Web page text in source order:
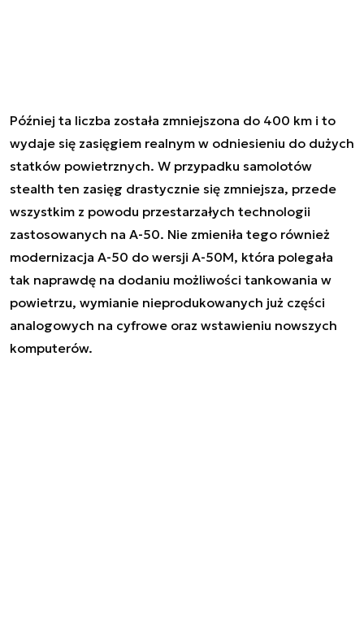
Później ta liczba została zmniejszona do 400 km i to
wydaje się zasięgiem realnym w odniesieniu do dużych
statków powietrznych. W przypadku samolotów
stealth ten zasięg drastycznie się zmniejsza, przede
wszystkim z powodu przestarzałych technologii
zastosowanych na A-50. Nie zmieniła tego również
modernizacja A-50 do wersji A-50M, która polegała
tak naprawdę na dodaniu możliwości tankowania w
powietrzu, wymianie nieprodukowanych już części
analogowych na cyfrowe oraz wstawieniu nowszych
komputerów.